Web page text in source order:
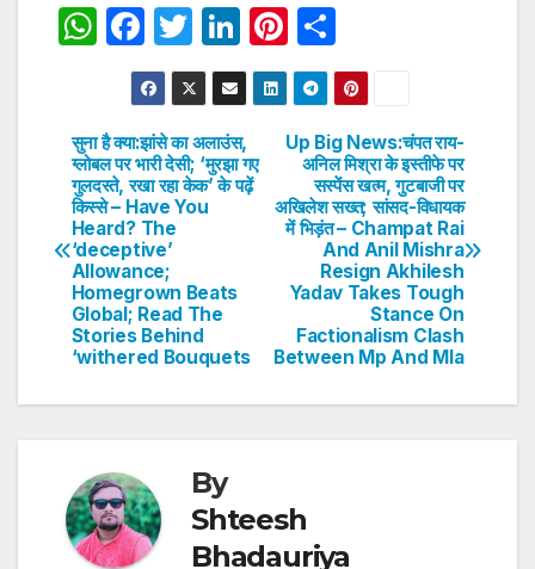
W
s
A
p
p
F
a
c
e
b
o
o
k
T
w
itt
er
Li
n
k
e
dI
Pi
nt
er
e
st
h
ar
e
Post
navigation
Up Big News:चंपत राय-
अनिल मिश्रा के इस्तीफे पर
सस्पेंस खत्म, गुटबाजी पर
अखिलेश सख्त; सांसद-विधायक
में भिड़ंत – Champat Rai
And Anil Mishra
Resign Akhilesh
Yadav Takes Tough
Stance On
Factionalism Clash
Between Mp And Mla
सुना है क्या:झांसे का अलाउंस,
ग्लोबल पर भारी देसी; ‘मुरझा गए
गुलदस्ते, रखा रहा केक’ के पढ़ें
किस्से – Have You
Heard? The
‘deceptive’
Allowance;
Homegrown Beats
Global; Read The
Stories Behind
‘withered Bouquets
By
Shteesh
Bhadauriya